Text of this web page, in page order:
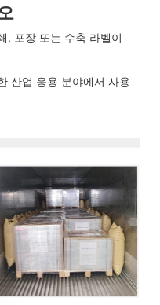
, 포장 또는 수축 라벨이
산업 응용 분야에서 사용